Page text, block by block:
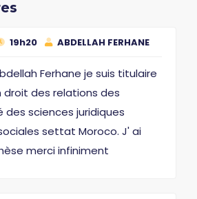
19h20 ABDELLAH FERHANE
Ferhane je suis titulaire
des relations des
sciences juridiques
settat Moroco. J' ai
merci infiniment